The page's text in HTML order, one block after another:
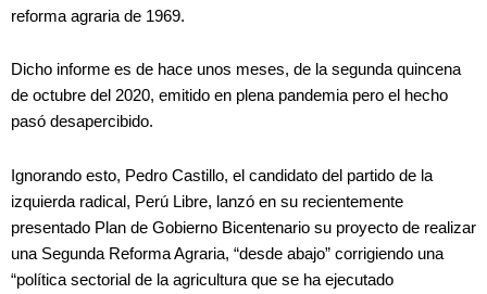
reforma agraria de 1969.
Dicho informe es de hace unos meses, de la segunda quincena
de octubre del 2020, emitido en plena pandemia pero el hecho
pasó desapercibido.
Ignorando esto, Pedro Castillo, el candidato del partido de la
izquierda radical, Perú Libre, lanzó en su recientemente
presentado Plan de Gobierno Bicentenario su proyecto de realizar
una Segunda Reforma Agraria, “desde abajo” corrigiendo una
“política sectorial de la agricultura que se ha ejecutado